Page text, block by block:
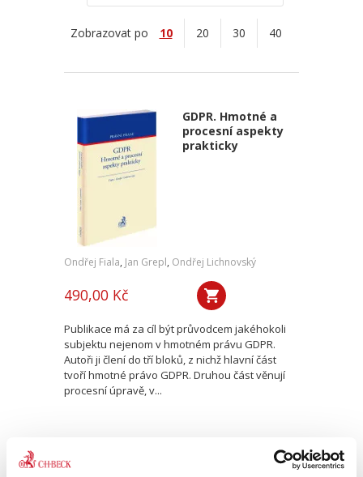
Zobrazovat po 10 20 30 40
GDPR. Hmotné a
procesní aspekty
prakticky
Ondřej Fiala, Jan Grepl, Ondřej Lichnovský
490,00 Kč
Publikace má za cíl být průvodcem jakéhokoli
subjektu nejenom v hmotném právu GDPR.
Autoři ji člení do tří bloků, z nichž hlavní část
tvoří hmotné právo GDPR. Druhou část věnují
procesní úpravě, v...